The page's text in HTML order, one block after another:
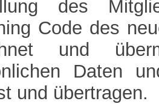
des
Code des
und
Daten
und übertragen.